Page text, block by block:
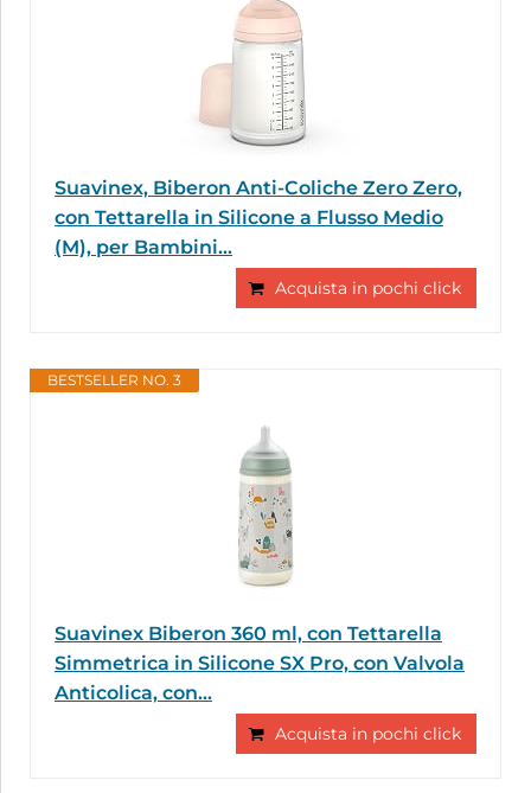
Suavinex, Biberon Anti-Coliche Zero Zero,
con Tettarella in Silicone a Flusso Medio
(M), per Bambini...
Acquista in pochi click
BESTSELLER NO. 3
Suavinex Biberon 360 ml, con Tettarella
Simmetrica in Silicone SX Pro, con Valvola
Anticolica, con...
Acquista in pochi click